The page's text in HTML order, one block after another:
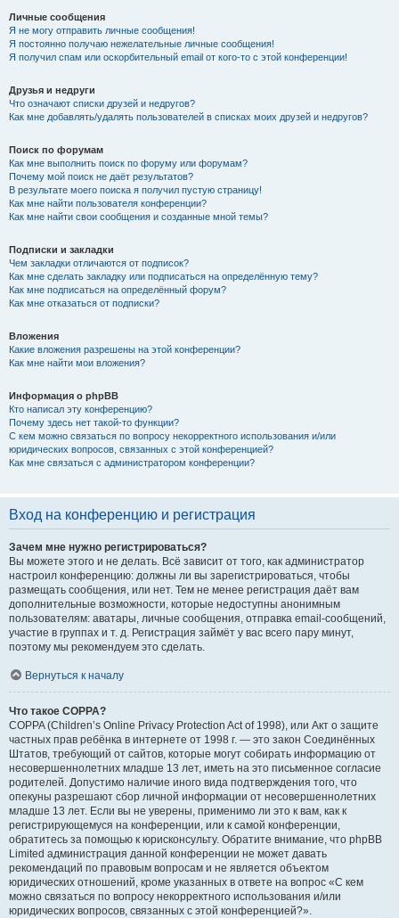
Личные сообщения
Я не могу отправить личные сообщения!
Я постоянно получаю нежелательные личные сообщения!
Я получил спам или оскорбительный email от кого-то с этой конференции!
Друзья и недруги
Что означают списки друзей и недругов?
Как мне добавлять/удалять пользователей в списках моих друзей и недругов?
Поиск по форумам
Как мне выполнить поиск по форуму или форумам?
Почему мой поиск не даёт результатов?
В результате моего поиска я получил пустую страницу!
Как мне найти пользователя конференции?
Как мне найти свои сообщения и созданные мной темы?
Подписки и закладки
Чем закладки отличаются от подписок?
Как мне сделать закладку или подписаться на определённую тему?
Как мне подписаться на определённый форум?
Как мне отказаться от подписки?
Вложения
Какие вложения разрешены на этой конференции?
Как мне найти мои вложения?
Информация о phpBB
Кто написал эту конференцию?
Почему здесь нет такой-то функции?
С кем можно связаться по вопросу некорректного использования и/или
юридических вопросов, связанных с этой конференцией?
Как мне связаться с администратором конференции?
Вход на конференцию и регистрация
Зачем мне нужно регистрироваться?
Вы можете этого и не делать. Всё зависит от того, как администратор
настроил конференцию: должны ли вы зарегистрироваться, чтобы
размещать сообщения, или нет. Тем не менее регистрация даёт вам
дополнительные возможности, которые недоступны анонимным
пользователям: аватары, личные сообщения, отправка email-сообщений,
участие в группах и т. д. Регистрация займёт у вас всего пару минут,
поэтому мы рекомендуем это сделать.
Вернуться к началу
Что такое COPPA?
COPPA (Children’s Online Privacy Protection Act of 1998), или Акт о защите
частных прав ребёнка в интернете от 1998 г. — это закон Соединённых
Штатов, требующий от сайтов, которые могут собирать информацию от
несовершеннолетних младше 13 лет, иметь на это письменное согласие
родителей. Допустимо наличие иного вида подтверждения того, что
опекуны разрешают сбор личной информации от несовершеннолетних
младше 13 лет. Если вы не уверены, применимо ли это к вам, как к
регистрирующемуся на конференции, или к самой конференции,
обратитесь за помощью к юрисконсульту. Обратите внимание, что phpBB
Limited администрация данной конференции не может давать
рекомендаций по правовым вопросам и не является объектом
юридических отношений, кроме указанных в ответе на вопрос «С кем
можно связаться по вопросу некорректного использования и/или
юридических вопросов, связанных с этой конференцией?».